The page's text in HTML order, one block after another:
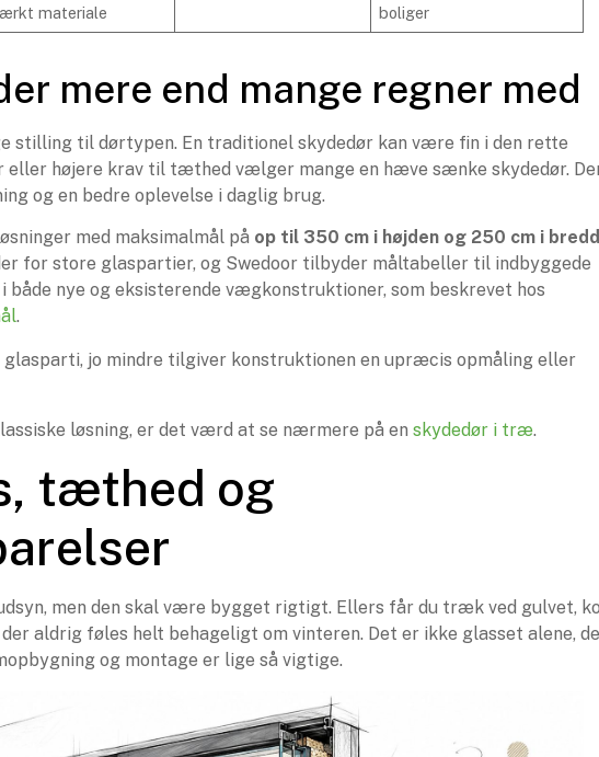
materiale
boliger
mere end mange regner med
stilling til dørtypen. En traditionel skydedør kan være fin i den rette
eller højere krav til tæthed vælger mange en hæve sænke skydedør.
og en bedre oplevelse i daglig brug.
med maksimalmål på op til 350 cm i højden og 250 cm i
for store glaspartier, og Swedoor tilbyder måltabeller til indbyggede
nye og eksisterende vægkonstruktioner, som beskrevet hos
.
glasparti, jo mindre tilgiver konstruktionen en upræcis opmåling eller
løsning, er det værd at se nærmere på en skydedør i træ.
tæthed og
men den skal være bygget rigtigt. Ellers får du træk ved gulvet,
aldrig føles helt behageligt om vinteren. Det er ikke glasset alene,
og montage er lige så vigtige.